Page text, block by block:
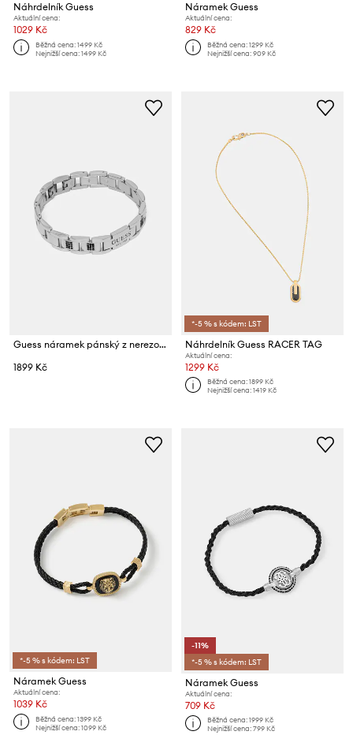
Náhrdelník Guess
Aktuální cena:
1029 Kč
Běžná cena:1499 Kč
Nejnižší cena:1499 Kč
Náramek Guess
Aktuální cena:
829 Kč
Běžná cena:1299 Kč
Nejnižší cena:909 Kč
Guess náramek pánský z nerezové oceli krystal
1899 Kč
*-5 % s kódem: LST
Náhrdelník Guess RACER TAG
Aktuální cena:
1299 Kč
Běžná cena:1899 Kč
Nejnižší cena:1419 Kč
*-5 % s kódem: LST
Náramek Guess
Aktuální cena:
1039 Kč
Běžná cena:1399 Kč
Nejnižší cena:1099 Kč
-11%
*-5 % s kódem: LST
Náramek Guess
Aktuální cena:
709 Kč
Běžná cena:1999 Kč
Nejnižší cena:799 Kč